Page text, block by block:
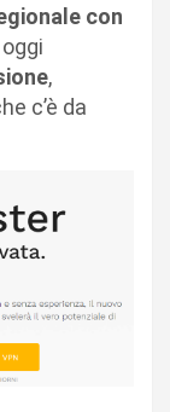
con
,
c’è da